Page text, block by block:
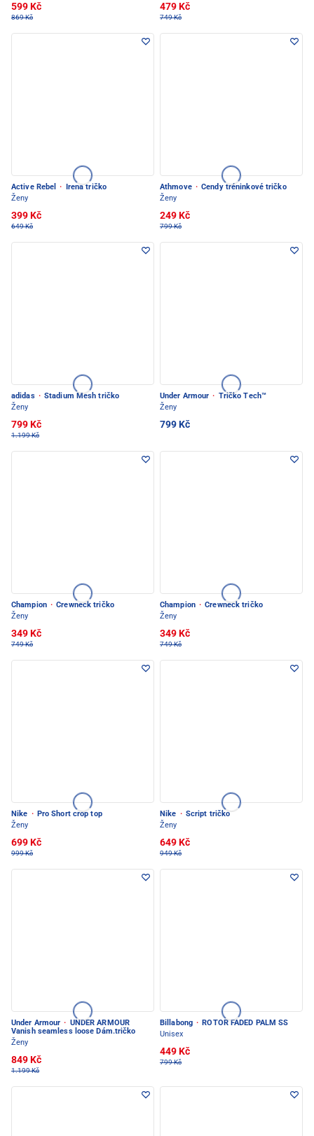
599 Kč
869 Kč
479 Kč
749 Kč
Active Rebel ·
Irena tričko
Ženy
399 Kč
649 Kč
Athmove · Cendy tréninkové tričko
Ženy
249 Kč
799 Kč
adidas · Stadium Mesh tričko
Ženy
799 Kč
1.199 Kč
Under Armour · Tričko Tech™
Ženy
799 Kč
Champion · Crewneck tričko
Ženy
349 Kč
749 Kč
Champion · Crewneck tričko
Ženy
349 Kč
749 Kč
Nike · Pro Short crop top
Ženy
699 Kč
999 Kč
Nike · Script tričko
Ženy
649 Kč
949 Kč
Under Armour · UNDER ARMOUR
Vanish seamless loose Dám.tričko
Ženy
849 Kč
1.199 Kč
Billabong · ROTOR FADED PALM SS
Unisex
449 Kč
799 Kč